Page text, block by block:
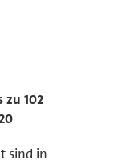
102
sind in